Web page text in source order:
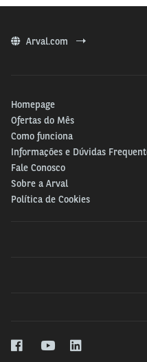
Arval.com
Homepage
Ofertas do Mês
Como funciona
Informações e Dúvidas
Fale Conosco
Sobre a Arval
Política de Cookies